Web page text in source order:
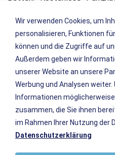
Busparkplatz. Im Haus
ein italienisches Restaurant
mit Live-Musik.
Klimatisierte Zimmer
Kostenlose Parkplätze
Tiefgaragenstellplätze
Wäscheservice
Allergiker-freundliche
Wir verwenden Cookies, um
personalisieren, Funktionen
können und die Zugriffe auf
Außerdem geben wir
unserer Website an unsere
Werbung und Analysen
Informationen
zusammen, die Sie ihnen
im Rahmen Ihrer Nutzung der
Datenschutzerklärung